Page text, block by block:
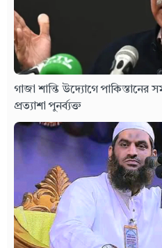
গাজা শান্তি উদ্যোগে পাকিস্তানের
প্রত্যাশা পুনর্ব্যক্ত